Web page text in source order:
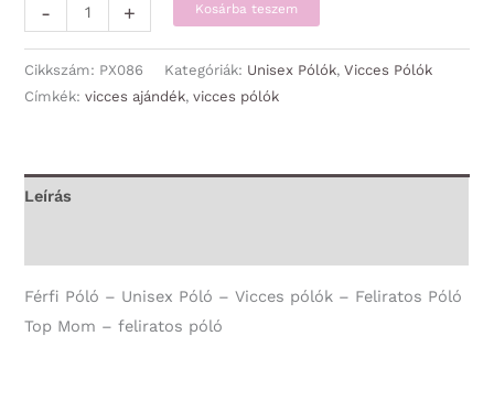
-
Pólók
-
Top
+ Kosárba teszem
Cikkszám: PX086 Kategóriák: Unisex Pólók,Vicces Pólók
Címkék:vicces ajándék,vicces pólók
Leírás
Férfi Póló – Unisex Póló – Vicces pólók – Feliratos Póló
Top Mom – feliratos póló